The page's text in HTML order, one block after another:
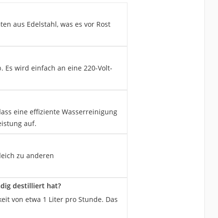
aus Edelstahl, was es vor Rost
wird einfach an eine 220-Volt-
eine effiziente Wasserreinigung
auf.
zu anderen
destilliert hat?
von etwa 1 Liter pro Stunde. Das